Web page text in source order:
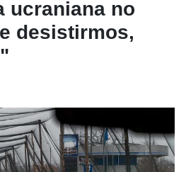
ucraniana no
desistirmos,